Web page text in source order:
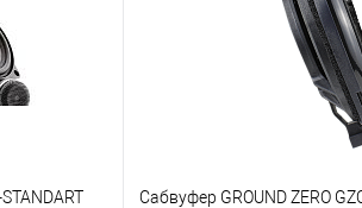
Сабвуфер GROUND ZERO